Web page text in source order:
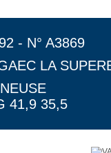
- N° A3869
LA
41,9 35,5